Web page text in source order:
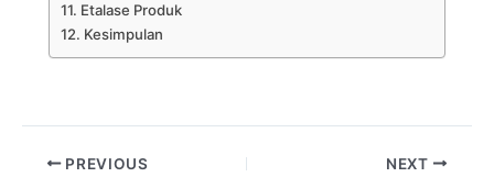
Etalase Produk
Kesimpulan
PREVIOUS NEXT